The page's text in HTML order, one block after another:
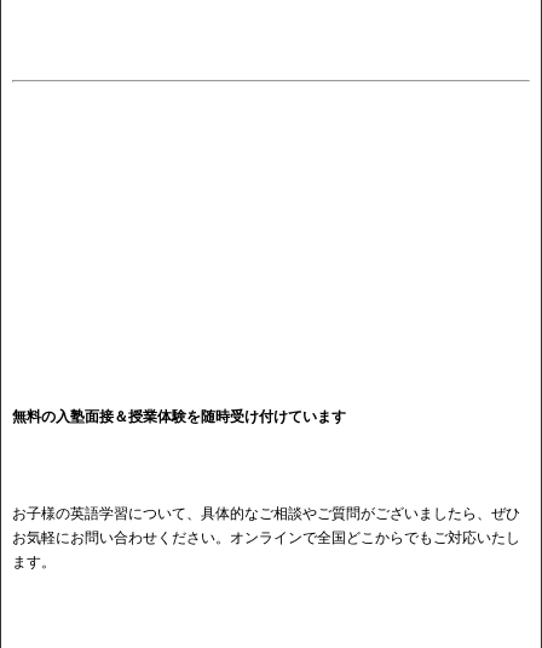
無料の入塾面接＆授業体験を随時受け付けています
お子様の英語学習について、具体的なご相談やご質問がございましたら、ぜひ
お気軽にお問い合わせください。オンラインで全国どこからでもご対応いたし
ます。